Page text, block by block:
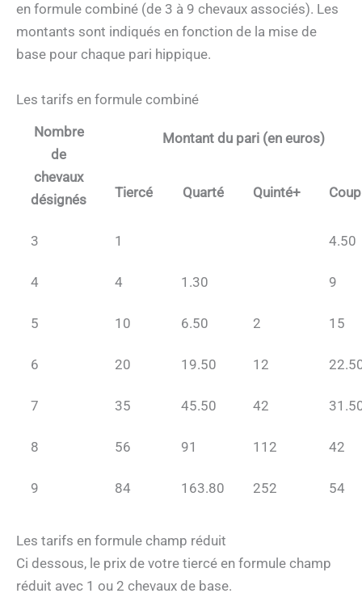
en formule combiné (de 3 à 9 chevaux associés). Les
montants sont indiqués en fonction de la mise de
base pour chaque pari hippique.
Les tarifs en formule combiné
Nombre
de
chevaux
désignés
Montant du pari (en euros)
Tiercé Quarté Quinté+
3 1 4.50
4 4 1.30 9
5 10 6.50 2 15
6 20 19.50 12
7 35 45.50 42
8 56 91 112 42
9 84 163.80 252 54
Les tarifs en formule champ réduit
Ci dessous, le prix de votre tiercé en formule champ
réduit avec 1 ou 2 chevaux de base.